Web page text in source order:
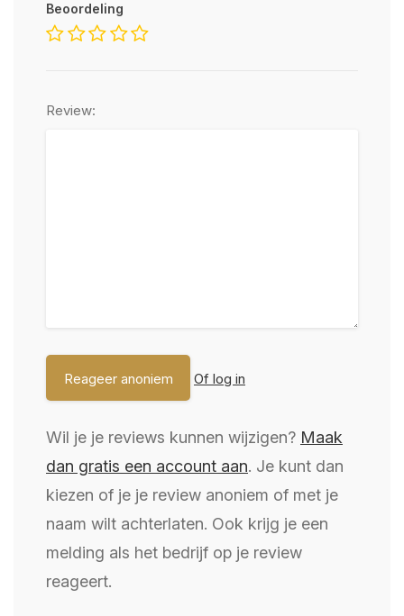
Beoordeling
Review:
Of log in
Wil je je reviews kunnen wijzigen? Maak
dan gratis een account aan. Je kunt dan
kiezen of je je review anoniem of met je
naam wilt achterlaten. Ook krijg je een
melding als het bedrijf op je review
reageert.